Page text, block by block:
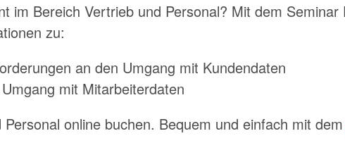
im Bereich Vertrieb und Personal? Mit dem
zu:
an den Umgang mit Kundendaten
mit Mitarbeiterdaten
online buchen. Bequem und einfach mit dem